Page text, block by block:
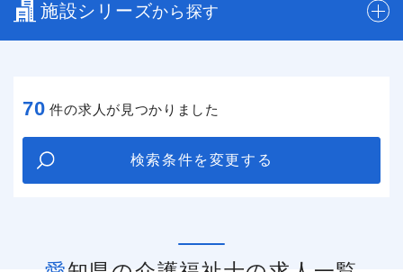
施設シリーズから探す
70 件の求人が見つかりました
検索条件を変更する